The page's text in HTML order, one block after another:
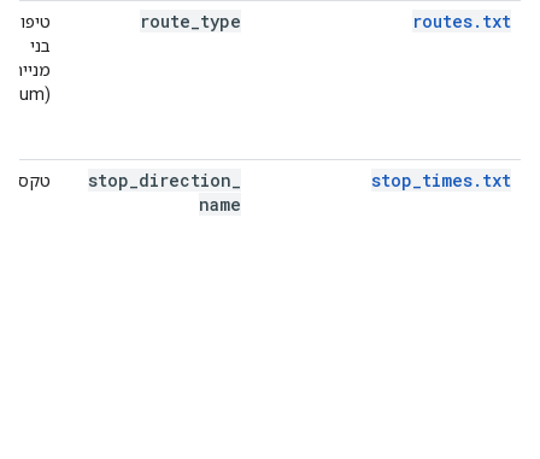
routes.txt
route type
בני
מנייה
(enum)
stop_times.txt
stop direction
name
טקסט